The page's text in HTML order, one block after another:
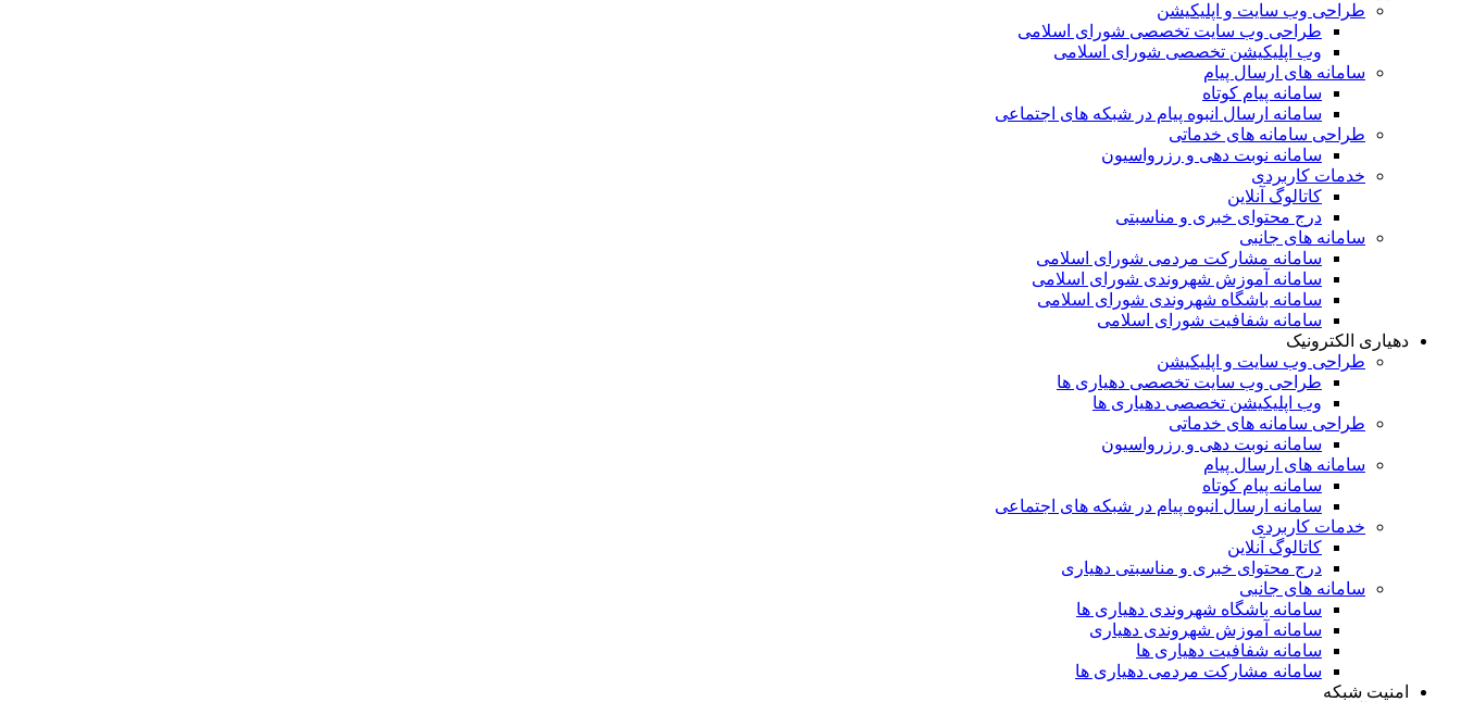
طراحی وب سایت و اپلیکیشن
طراحی وب سایت تخصصی شورای اسلامی
وب اپلیکیشن تخصصی شورای اسلامی
سامانه های ارسال پیام
سامانه پیام کوتاه
سامانه ارسال انبوه پیام در شبکه های اجتماعی
طراحی سامانه های خدماتی
سامانه نوبت دهی و رزرواسیون
خدمات کاربردی
کاتالوگ آنلاین
درج محتوای خبری و مناسبتی
سامانه های جانبی
سامانه مشارکت مردمی شورای اسلامی
سامانه آموزش شهروندی شورای اسلامی
سامانه باشگاه شهروندی شورای اسلامی
سامانه شفافیت شورای اسلامی
دهیاری الکترونیک
طراحی وب سایت و اپلیکیشن
طراحی وب سایت تخصصی دهیاری ها
وب اپلیکیشن تخصصی دهیاری ها
طراحی سامانه های خدماتی
سامانه نوبت دهی و رزرواسیون
سامانه های ارسال پیام
سامانه پیام کوتاه
سامانه ارسال انبوه پیام در شبکه های اجتماعی
خدمات کاربردی
کاتالوگ آنلاین
درج محتوای خبری و مناسبتی دهیاری
سامانه های جانبی
سامانه باشگاه شهروندی دهیاری ها
سامانه آموزش شهروندی دهیاری
سامانه شفافیت دهیاری ها
سامانه مشارکت مردمی دهیاری ها
امنیت شبکه